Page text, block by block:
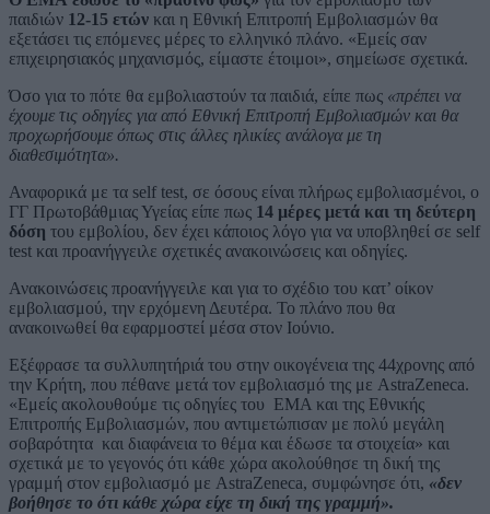
παιδιών 12-15 ετών και η Εθνική Επιτροπή Εμβολιασμών θα
εξετάσει τις επόμενες μέρες το ελληνικό πλάνο. «Εμείς σαν
επιχειρησιακός μηχανισμός, είμαστε έτοιμοι», σημείωσε σχετικά.
Όσο για το πότε θα εμβολιαστούν τα παιδιά, είπε πως «πρέπει να
έχουμε τις οδηγίες για από Εθνική Επιτροπή Εμβολιασμών και θα
προχωρήσουμε όπως στις άλλες ηλικίες ανάλογα με τη
διαθεσιμότητα».
Αναφορικά με τα self test, σε όσους είναι πλήρως εμβολιασμένοι, ο
ΓΓ Πρωτοβάθμιας Υγείας είπε πως 14 μέρες μετά και τη δεύτερη
δόση του εμβολίου, δεν έχει κάποιος λόγο για να υποβληθεί σε self
test και προανήγγειλε σχετικές ανακοινώσεις και οδηγίες.
Ανακοινώσεις προανήγγειλε και για το σχέδιο του κατ’ οίκον
εμβολιασμού, την ερχόμενη Δευτέρα. Το πλάνο που θα
ανακοινωθεί θα εφαρμοστεί μέσα στον Ιούνιο.
Εξέφρασε τα συλλυπητήριά του στην οικογένεια της 44χρονης από
την Κρήτη, που πέθανε μετά τον εμβολιασμό της με AstraZeneca.
«Εμείς ακολουθούμε τις οδηγίες του ΕΜΑ και της Εθνικής
Επιτροπής Εμβολιασμών, που αντιμετώπισαν με πολύ μεγάλη
σοβαρότητα και διαφάνεια το θέμα και έδωσε τα στοιχεία» και
σχετικά με το γεγονός ότι κάθε χώρα ακολούθησε τη δική της
γραμμή στον εμβολιασμό με AstraZeneca, συμφώνησε ότι, «δεν
βοήθησε το ότι κάθε χώρα είχε τη δική της γραμμή».